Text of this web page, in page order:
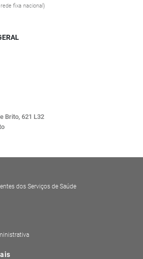
fixa nacional)
Brito, 621 L32
dos Serviços de Saúde